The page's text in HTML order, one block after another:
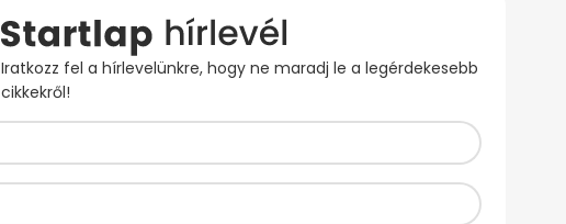
Iratkozz fel a hírlevelünkre, hogy ne maradj le a legérdekesebb
cikkekről!